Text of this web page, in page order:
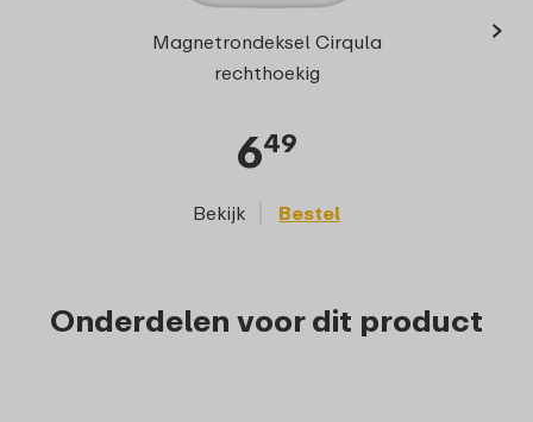
Magnetrondeksel Cirqula
rechthoekig
649
Bekijk Bestel
›
Onderdelen voor dit product